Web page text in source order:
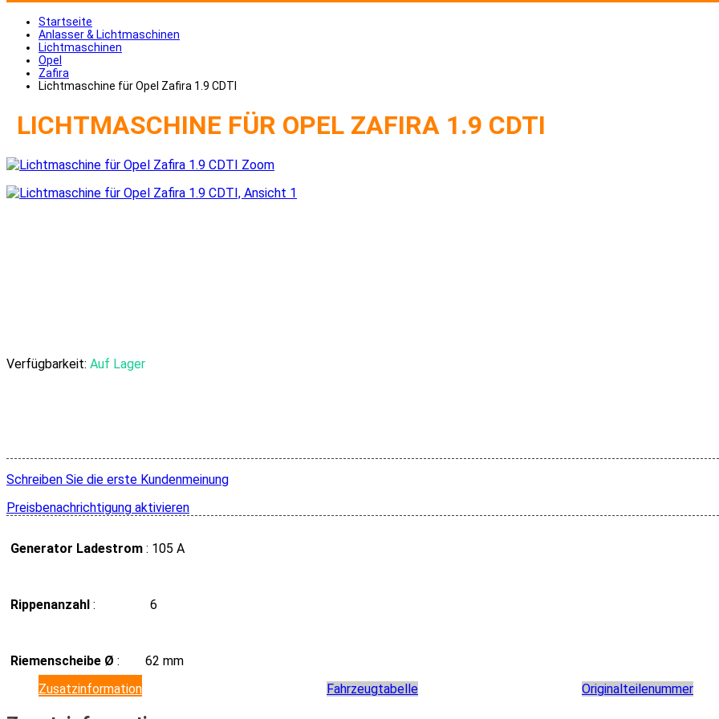
Startseite
Anlasser & Lichtmaschinen
Lichtmaschinen
Opel
Zafira
Lichtmaschine für Opel Zafira 1.9 CDTI
LICHTMASCHINE FÜR OPEL ZAFIRA 1.9 CDTI
Zoom
Verfügbarkeit: Auf Lager
Schreiben Sie die erste Kundenmeinung
Preisbenachrichtigung aktivieren
Generator Ladestrom : 105 A
Rippenanzahl : 6
Riemenscheibe Ø : 62 mm
Zusatzinformation
Fahrzeugtabelle Originalteilenummer